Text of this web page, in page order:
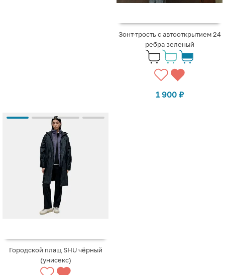
Зонт-трость с автооткрытием 24
ребра зеленый
1 900 ₽
Городской плащ SHU чёрный
(унисекс)